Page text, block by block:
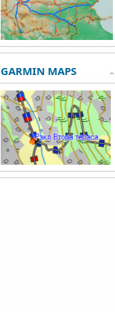
GARMIN MAPS